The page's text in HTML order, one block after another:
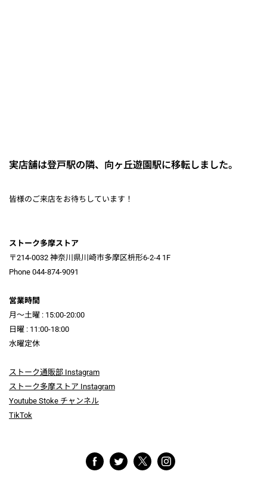
実店舗は登戸駅の隣、向ヶ丘遊園駅に移転しました。
皆様のご来店をお待ちしています！
ストーク多摩ストア
〒214-0032 神奈川県川崎市多摩区枡形6-2-4 1F
Phone 044-874-9091
営業時間
月～土曜 : 15:00-20:00
日曜 : 11:00-18:00
水曜定休
ストーク通販部 Instagram
ストーク多摩ストア Instagram
Youtube Stoke チャンネル
TikTok